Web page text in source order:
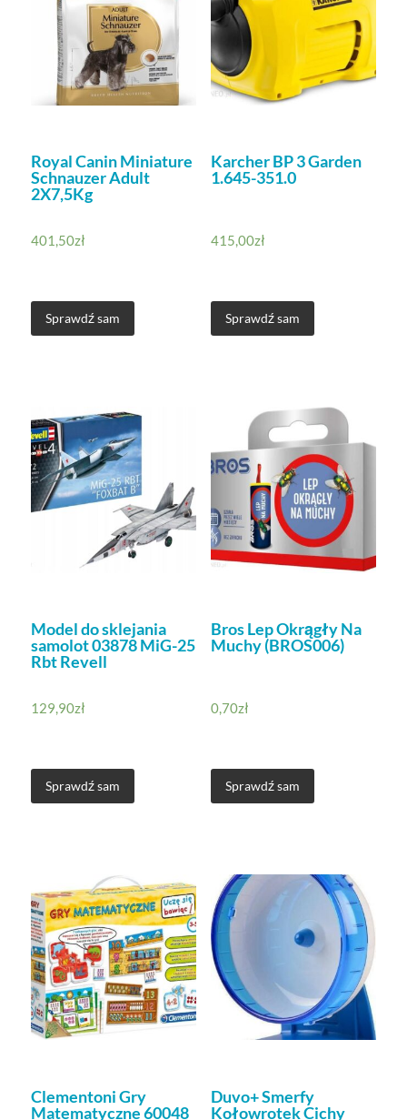
Royal Canin Miniature
Schnauzer Adult
2X7,5Kg
401,50zł
Sprawdź sam
Karcher BP 3 Garden
1.645-351.0
415,00zł
Sprawdź sam
Model do sklejania
samolot 03878 MiG-25
Rbt Revell
129,90zł
Sprawdź sam
Bros Lep Okrągły Na
Muchy (BROS006)
0,70zł
Sprawdź sam
Clementoni Gry
Matematyczne 60048
Duvo+ Smerfy
Kołowrotek Cichy